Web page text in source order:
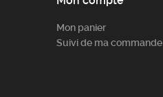
Mon panier
Suivi de ma commande